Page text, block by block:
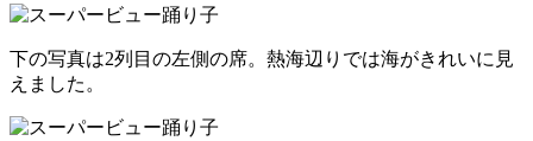
下の写真は2列目の左側の席。熱海辺りでは海がきれいに見
えました。